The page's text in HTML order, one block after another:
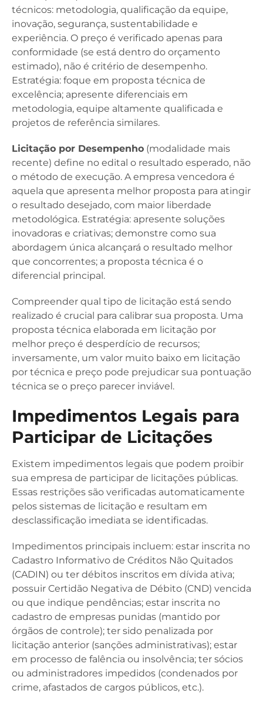
técnicos: metodologia, qualificação da equipe,
inovação, segurança, sustentabilidade e
experiência. O preço é verificado apenas para
conformidade (se está dentro do orçamento
estimado), não é critério de desempenho.
Estratégia: foque em proposta técnica de
excelência; apresente diferenciais em
metodologia, equipe altamente qualificada e
projetos de referência similares.
Licitação por Desempenho (modalidade mais
recente) define no edital o resultado esperado, não
o método de execução. A empresa vencedora é
aquela que apresenta melhor proposta para atingir
o resultado desejado, com maior liberdade
metodológica. Estratégia: apresente soluções
inovadoras e criativas; demonstre como sua
abordagem única alcançará o resultado melhor
que concorrentes; a proposta técnica é o
diferencial principal.
Compreender qual tipo de licitação está sendo
realizado é crucial para calibrar sua proposta. Uma
proposta técnica elaborada em licitação por
melhor preço é desperdício de recursos;
inversamente, um valor muito baixo em licitação
por técnica e preço pode prejudicar sua pontuação
técnica se o preço parecer inviável.
Impedimentos Legais para
Participar de Licitações
Existem impedimentos legais que podem proibir
sua empresa de participar de licitações públicas.
Essas restrições são verificadas automaticamente
pelos sistemas de licitação e resultam em
desclassificação imediata se identificadas.
Impedimentos principais incluem: estar inscrita no
Cadastro Informativo de Créditos Não Quitados
(CADIN) ou ter débitos inscritos em dívida ativa;
possuir Certidão Negativa de Débito (CND) vencida
ou que indique pendências; estar inscrita no
cadastro de empresas punidas (mantido por
órgãos de controle); ter sido penalizada por
licitação anterior (sanções administrativas); estar
em processo de falência ou insolvência; ter sócios
ou administradores impedidos (condenados por
crime, afastados de cargos públicos, etc.).